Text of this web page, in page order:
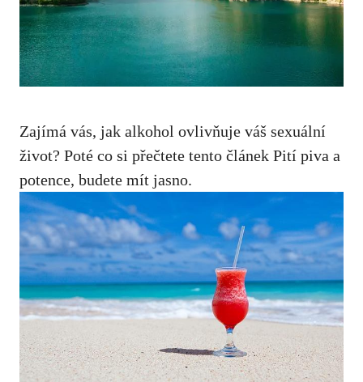
Zajímá vás, jak alkohol ovlivňuje váš sexuální
život? Poté co si přečtete tento článek Pití piva a
potence, budete mít jasno.